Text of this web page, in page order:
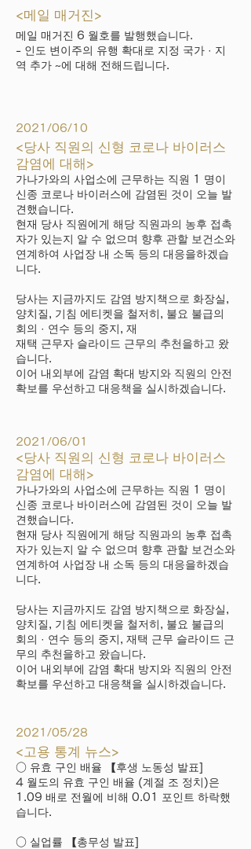
<메일 매거진>
메일 매거진 6 월호를 발행했습니다.
- 인도 변이주의 유행 확대로 지정 국가 · 지
역 추가 ~에 대해 전해드립니다.
2021/06/10
<당사 직원의 신형 코로나 바이러스
감염에 대해>
가나가와의 사업소에 근무하는 직원 1 명이
신종 코로나 바이러스에 감염된 것이 오늘 발
견했습니다.
현재 당사 직원에게 해당 직원과의 농후 접촉
자가 있는지 알 수 없으며 향후 관할 보건소와
연계하여 사업장 내 소독 등의 대응을하겠습
니다.
당사는 지금까지도 감염 방지책으로 화장실,
양치질, 기침 에티켓을 철저히, 불요 불급의
회의 · 연수 등의 중지, 재
재택 근무자 슬라이드 근무의 추천을하고 왔
습니다.
이어 내외부에 감염 확대 방지와 직원의 안전
확보를 우선하고 대응책을 실시하겠습니다.
2021/06/01
<당사 직원의 신형 코로나 바이러스
감염에 대해>
가나가와의 사업소에 근무하는 직원 1 명이
신종 코로나 바이러스에 감염된 것이 오늘 발
견했습니다.
현재 당사 직원에게 해당 직원과의 농후 접촉
자가 있는지 알 수 없으며 향후 관할 보건소와
연계하여 사업장 내 소독 등의 대응을하겠습
니다.
당사는 지금까지도 감염 방지책으로 화장실,
양치질, 기침 에티켓을 철저히, 불요 불급의
회의 · 연수 등의 중지, 재택 근무 슬라이드 근
무의 추천을하고 왔습니다.
이어 내외부에 감염 확대 방지와 직원의 안전
확보를 우선하고 대응책을 실시하겠습니다.
2021/05/28
<고용 통계 뉴스>
○ 유효 구인 배율 【후생 노동성 발표]
4 월도의 유효 구인 배율 (계절 조 정치)은
1.09 배로 전월에 비해 0.01 포인트 하락했
습니다.
○ 실업률 【총무성 발표]